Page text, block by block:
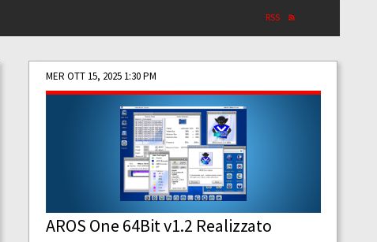
RSS
MER OTT 15, 2025 1:30 PM
AROS One 64Bit v1.2 Realizzato